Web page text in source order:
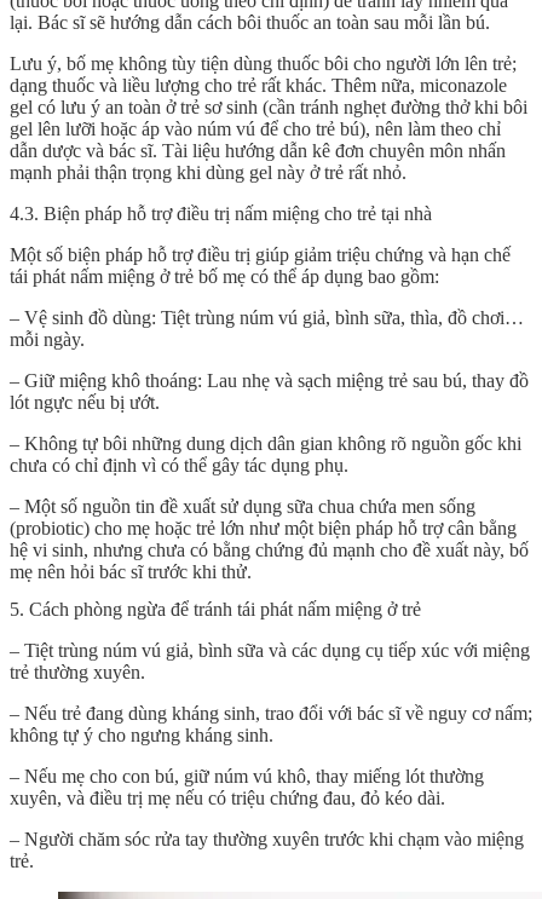
lại. Bác sĩ sẽ hướng dẫn cách bôi thuốc an toàn sau mỗi lần bú.
Lưu ý, bố mẹ không tùy tiện dùng thuốc bôi cho người lớn lên trẻ;
dạng thuốc và liều lượng cho trẻ rất khác. Thêm nữa, miconazole
gel có lưu ý an toàn ở trẻ sơ sinh (cần tránh nghẹt đường thở khi bôi
gel lên lưỡi hoặc áp vào núm vú để cho trẻ bú), nên làm theo chỉ
dẫn dược và bác sĩ. Tài liệu hướng dẫn kê đơn chuyên môn nhấn
mạnh phải thận trọng khi dùng gel này ở trẻ rất nhỏ.
4.3. Biện pháp hỗ trợ điều trị nấm miệng cho trẻ tại nhà
Một số biện pháp hỗ trợ điều trị giúp giảm triệu chứng và hạn chế
tái phát nấm miệng ở trẻ bố mẹ có thể áp dụng bao gồm:
– Vệ sinh đồ dùng: Tiệt trùng núm vú giả, bình sữa, thìa, đồ chơi…
mỗi ngày.
– Giữ miệng khô thoáng: Lau nhẹ và sạch miệng trẻ sau bú, thay đồ
lót ngực nếu bị ướt.
– Không tự bôi những dung dịch dân gian không rõ nguồn gốc khi
chưa có chỉ định vì có thể gây tác dụng phụ.
– Một số nguồn tin đề xuất sử dụng sữa chua chứa men sống
(probiotic) cho mẹ hoặc trẻ lớn như một biện pháp hỗ trợ cân bằng
hệ vi sinh, nhưng chưa có bằng chứng đủ mạnh cho đề xuất này, bố
mẹ nên hỏi bác sĩ trước khi thử.
5. Cách phòng ngừa để tránh tái phát nấm miệng ở trẻ
– Tiệt trùng núm vú giả, bình sữa và các dụng cụ tiếp xúc với miệng
trẻ thường xuyên.
– Nếu trẻ đang dùng kháng sinh, trao đổi với bác sĩ về nguy cơ nấm;
không tự ý cho ngưng kháng sinh.
– Nếu mẹ cho con bú, giữ núm vú khô, thay miếng lót thường
xuyên, và điều trị mẹ nếu có triệu chứng đau, đỏ kéo dài.
– Người chăm sóc rửa tay thường xuyên trước khi chạm vào miệng
trẻ.